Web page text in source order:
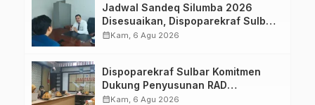
Jadwal Sandeq Silumba 2026
Disesuaikan, Dispoparekraf Sulbar
Pastikan Persiapan Tetap
calendar_monthKam, 6 Agu 2026
Dispoparekraf Sulbar Komitmen
Dukung Penyusunan RAD
TPB/SDGs Sulawesi Barat
calendar_monthKam, 6 Agu 2026